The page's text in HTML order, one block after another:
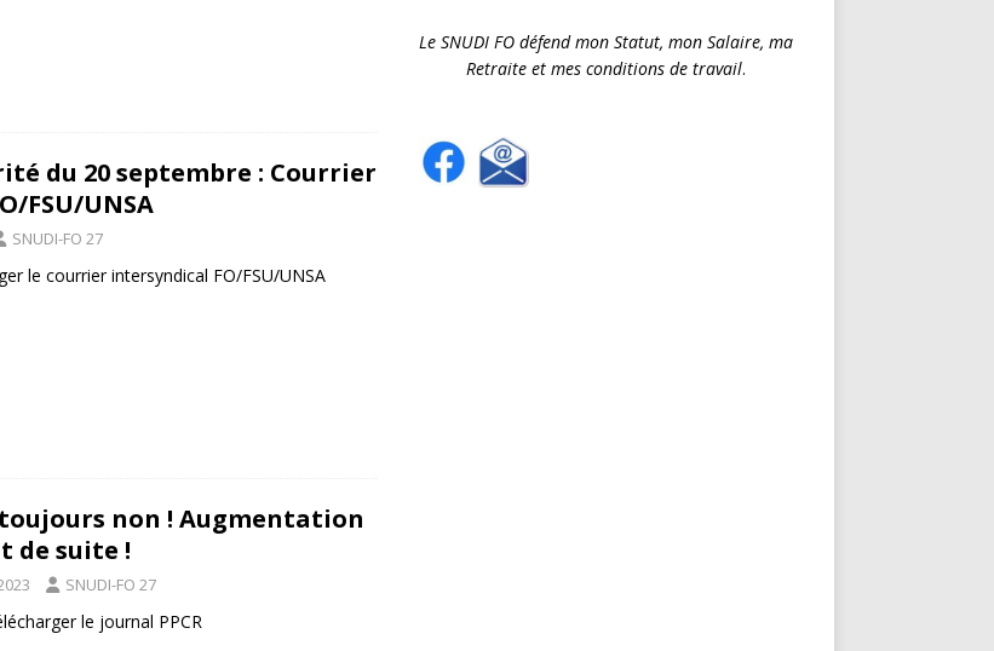
du 20 septembre : Courrier
FSU/UNSA
SNUDI-FO 27
le courrier intersyndical FO/FSU/UNSA
toujours non ! Augmentation
de suite !
SNUDI-FO 27
le journal PPCR
Le SNUDI FO défend mon Statut, mon Salaire, ma
Retraite et mes conditions de travail.